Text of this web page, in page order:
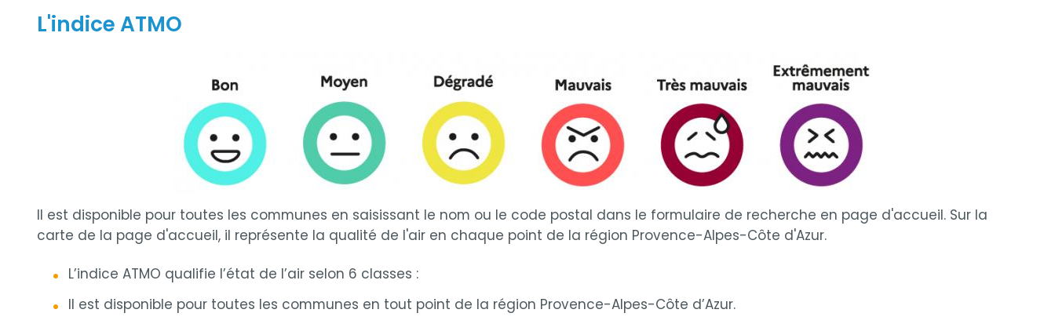
L'indice ATMO
Il est disponible pour toutes les communes en saisissant le nom ou le code postal dans le formulaire de recherche en page d'accueil. Sur la
carte de la page d'accueil, il représente la qualité de l'air en chaque point de la région Provence-Alpes-Côte d'Azur.
L’indice ATMO qualifie l’état de l’air selon 6 classes :
Il est disponible pour toutes les communes en tout point de la région Provence-Alpes-Côte d’Azur.